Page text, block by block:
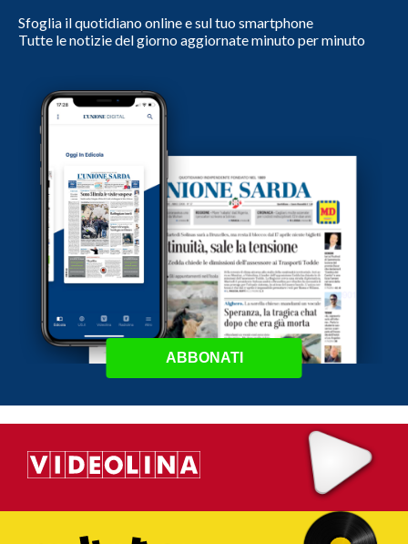
Sfoglia il quotidiano online e sul tuo smartphone
Tutte le notizie del giorno aggiornate minuto per minuto
ABBONATI